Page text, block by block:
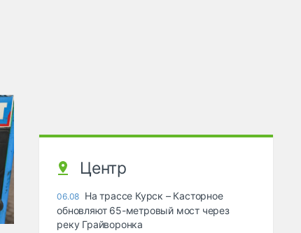
Центр
06.08 На трассе Курск – Касторное
обновляют 65-метровый мост через
реку Грайворонка